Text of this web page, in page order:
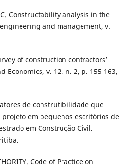
C. Constructability analysis in the
and management, v.
of construction contractors’
Economics, v. 12, n. 2, p. 155-163,
de construtibilidade que
em pequenos escritórios de
em Construção Civil.
Code of Practice on